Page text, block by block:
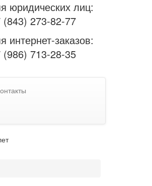
юридических лиц:
(843) 273-82-77
интернет-заказов:
(986) 713-28-35